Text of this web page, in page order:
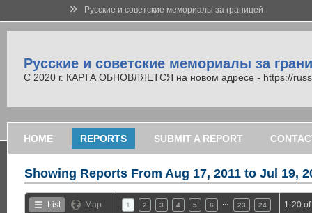
» Русские и советские мемориалы за границей
Русские и советские мемориалы за
С 2020 г. КАРТА ОБНОВЛЯЕТСЯ на новом адресе - https://
HOME REPORTS SUBMIT A REPORT
Showing Reports From Aug 17, 2011 to Jul 19,
List Map 1 2 3 4 5 6 23 24 1-20